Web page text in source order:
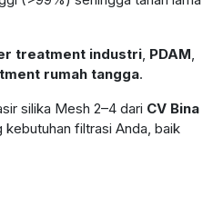
treatment industri, PDAM,
rumah tangga.
silika Mesh 2–4 dari CV Bina
kebutuhan filtrasi Anda, baik